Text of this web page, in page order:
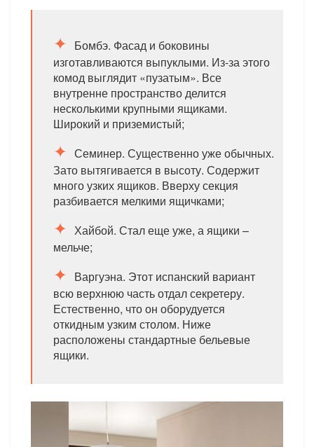
Бомбэ. Фасад и боковины
изготавливаются выпуклыми. Из-за этого
комод выглядит «пузатым». Все
внутренне пространство делится
несколькими крупными ящиками.
Широкий и приземистый;
Семинер. Существенно уже обычных.
Зато вытягивается в высоту. Содержит
много узких ящиков. Вверху секция
разбивается мелкими ящичками;
Хайбой. Стал еще уже, а ящики –
мельче;
Варгуэна. Этот испанский вариант
всю верхнюю часть отдал секретеру.
Естественно, что он оборудуется
откидным узким столом. Ниже
расположены стандартные бельевые
ящики.